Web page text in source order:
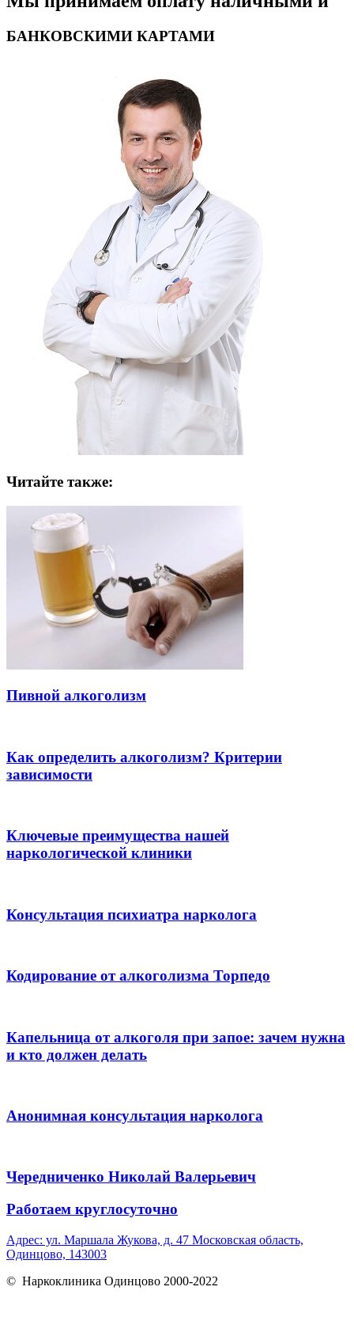
БАНКОВСКИМИ КАРТАМИ
Читайте также:
Пивной алкоголизм
Как определить алкоголизм? Критерии
зависимости
Ключевые преимущества нашей
наркологической клиники
Консультация психиатра нарколога
Кодирование от алкоголизма Торпедо
Капельница от алкоголя при запое: зачем нужна
и кто должен делать
Анонимная консультация нарколога
Чередниченко Николай Валерьевич
Работаем круглосуточно
Адрес: ул. Маршала Жукова, д. 47 Московская область,
Одинцово, 143003
© Наркоклиника Одинцово 2000-2022